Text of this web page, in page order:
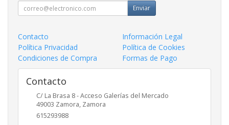
Enviar
Contacto
Información Legal
Política Privacidad
Política de Cookies
Condiciones de Compra
Formas de Pago
Contacto
C/ La Brasa 8 - Acceso Galerías del Mercado
49003 Zamora, Zamora
615293988